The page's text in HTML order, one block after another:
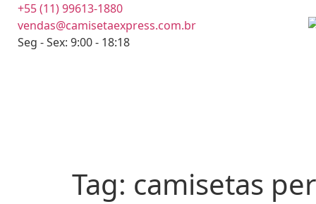
+55 (11) 99613-1880
vendas@camisetaexpress.com.br
Seg - Sex: 9:00 - 18:18
Tag: camisetas